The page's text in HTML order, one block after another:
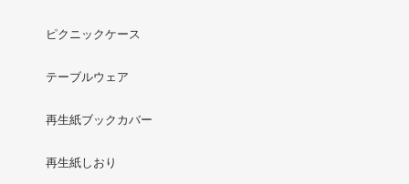
ピクニックケース
テーブルウェア
再生紙ブックカバー
再生紙しおり